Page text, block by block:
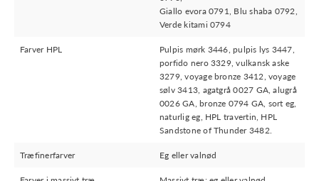
Giallo evora 0791, Blu shaba 0792,
Verde kitami 0794
Farver HPL
Pulpis mørk 3446, pulpis lys 3447,
porfido nero 3329, vulkansk aske
3279, voyage bronze 3412, voyage
sølv 3413, agatgrå 0027 GA, alugrå
0026 GA, bronze 0794 GA, sort eg,
naturlig eg, HPL travertin, HPL
Sandstone of Thunder 3482.
Træfinerfarver Eg eller valnød